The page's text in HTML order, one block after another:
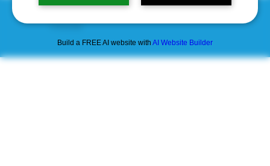
Build a FREE AI website with AI Website Builder